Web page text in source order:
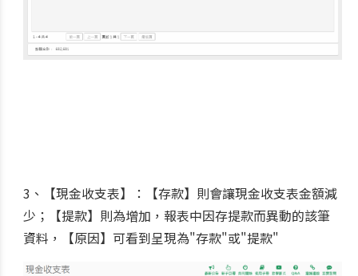
3、【現金收支表】：【存款】則會讓現金收支表金額減
少；【提款】則為增加，報表中因存提款而異動的該筆
資料，【原因】可看到呈現為"存款"或"提款"